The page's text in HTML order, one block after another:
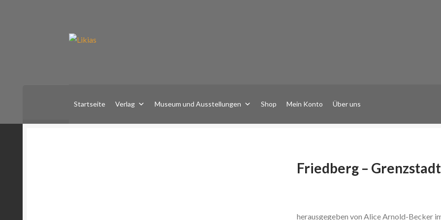
Zur
Zum
Startseite Verlag Museum und Ausstellungen Shop Mein Konto Über uns
Friedberg –
herausgegeben von Alice Arnold-Becker